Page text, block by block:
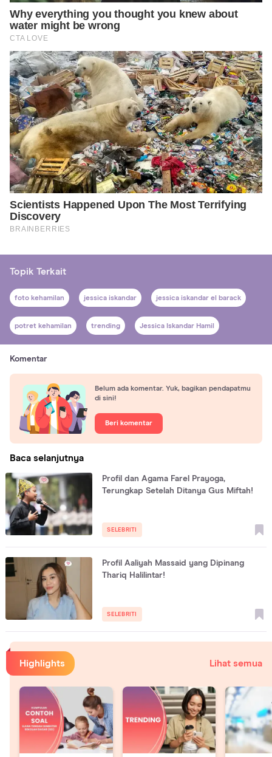
Topik Terkait
foto kehamilan jessica iskandar jessica iskandar el barack
potret kehamilan trending Jessica Iskandar Hamil
Komentar
Belum ada komentar. Yuk, bagikan pendapatmu
di sini!
Beri komentar
Baca selanjutnya
Profil dan Agama Farel Prayoga,
Terungkap Setelah Ditanya Gus Miftah!
SELEBRITI
Profil Aaliyah Massaid yang Dipinang
Thariq Halilintar!
SELEBRITI
Highlights Lihat semua